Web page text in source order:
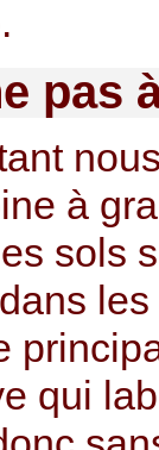
pas
à
sols
qui